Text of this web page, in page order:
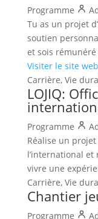
Programme
Tu as un projet
soutien
et sois rémunéré
Visiter le site
Carrière, Vie
LOJIQ:
Programme
Réalise un
l’international
vivre une
Carrière, Vie
Chantier
Programme